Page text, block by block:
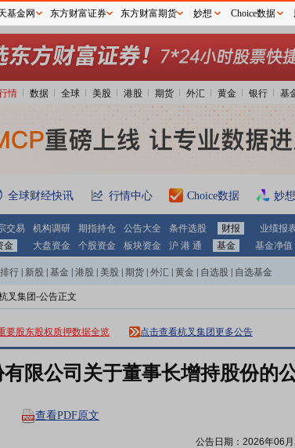
情 数据 全球 美股 港股 期货 外汇 黄金 银行 基
全球财经快讯 行情中心 Choice数据 妙
交易 机构调研 期指持仓 公告大全 条件选股 财报 业绩报
金 大盘资金 个股资金 板块资金 沪 港 通 基金 基金净值
排行 新股 基金 港股 美股 期货 外汇 黄金 自选股 自选基金
叉集团-公告正文
要股东股权质押数据全览 点击查看杭叉集团更多公告
限公司关于董事长增持股份的
查看PDF原文
公告日期： 2026年06月
基金网 东方财富证券 东方财富期货 妙想 Choice数据